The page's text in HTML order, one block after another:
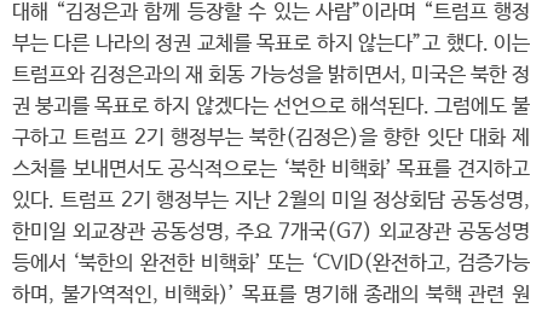
대해 “김정은과 함께 등장할 수 있는 사람”이라며 “트럼프 행정
부는 다른 나라의 정권 교체를 목표로 하지 않는다”고 했다. 이는
트럼프와 김정은과의 재 회동 가능성을 밝히면서, 미국은 북한 정
권 붕괴를 목표로 하지 않겠다는 선언으로 해석된다. 그럼에도 불
구하고 트럼프 2기 행정부는 북한(김정은)을 향한 잇단 대화 제
스처를 보내면서도 공식적으로는 ‘북한 비핵화’ 목표를 견지하고
있다. 트럼프 2기 행정부는 지난 2월의 미일 정상회담 공동성명,
한미일 외교장관 공동성명, 주요 7개국(G7) 외교장관 공동성명
등에서 ‘북한의 완전한 비핵화’ 또는 ‘CVID(완전하고, 검증가능
하며, 불가역적인, 비핵화)’ 목표를 명기해 종래의 북핵 관련 원